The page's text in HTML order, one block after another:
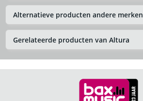
Alternatieve producten andere merken
Gerelateerde producten van Altura